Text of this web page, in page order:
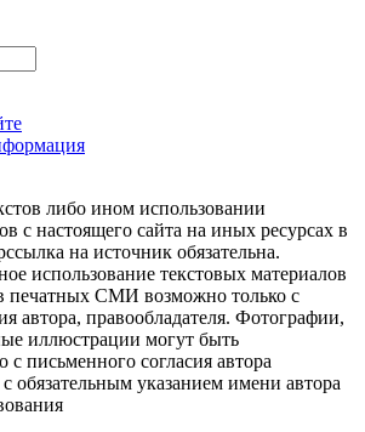
либо ином использовании
с настоящего сайта на иных ресурсах в
на источник обязательна.
использование текстовых материалов
печатных СМИ возможно только с
автора, правообладателя. Фотографии,
иллюстрации могут быть
с письменного согласия автора
обязательным указанием имени автора